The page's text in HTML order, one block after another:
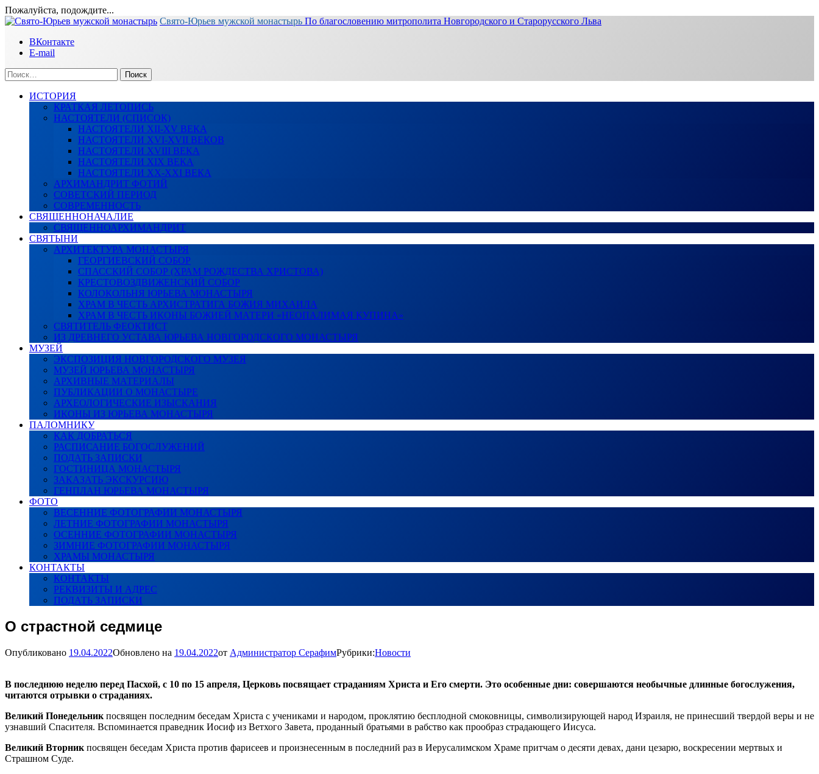
Пожалуйста, подождите...
Перейти
содержимому
Свято-Юрьев мужской монастырь По благословению митрополита Новгородского и Старорусского Льва
ВКонтакте
E-mail
Найти:
ИСТОРИЯ
КРАТКАЯ ЛЕТОПИСЬ
НАСТОЯТЕЛИ (СПИСОК)
НАСТОЯТЕЛИ XII-XV ВЕКА
НАСТОЯТЕЛИ XVI-XVII ВЕКОВ
НАСТОЯТЕЛИ XVIII ВЕКА
НАСТОЯТЕЛИ XIX ВЕКА
НАСТОЯТЕЛИ XX-XXI ВЕКА
АРХИМАНДРИТ ФОТИЙ
СОВЕТСКИЙ ПЕРИОД
СОВРЕМЕННОСТЬ
СВЯЩЕННОНАЧАЛИЕ
СВЯЩЕННОАРХИМАНДРИТ
СВЯТЫНИ
АРХИТЕКТУРА МОНАСТЫРЯ
ГЕОРГИЕВСКИЙ СОБОР
СПАССКИЙ СОБОР (ХРАМ РОЖДЕСТВА ХРИСТОВА)
КРЕСТОВОЗДВИЖЕНСКИЙ СОБОР
КОЛОКОЛЬНЯ ЮРЬЕВА МОНАСТЫРЯ
ХРАМ В ЧЕСТЬ АРХИСТРАТИГА БОЖИЯ МИХАИЛА
ХРАМ В ЧЕСТЬ ИКОНЫ БОЖИЕЙ МАТЕРИ «НЕОПАЛИМАЯ КУПИНА»
СВЯТИТЕЛЬ ФЕОКТИСТ
ИЗ ДРЕВНЕГО УСТАВА ЮРЬЕВА НОВГОРОДСКОГО МОНАСТЫРЯ
МУЗЕЙ
ЭКСПОЗИЦИЯ НОВГОРОДСКОГО МУЗЕЯ
МУЗЕЙ ЮРЬЕВА МОНАСТЫРЯ
АРХИВНЫЕ МАТЕРИАЛЫ
ПУБЛИКАЦИИ О МОНАСТЫРЕ
АРХЕОЛОГИЧЕСКИЕ ИЗЫСКАНИЯ
ИКОНЫ ИЗ ЮРЬЕВА МОНАСТЫРЯ
ПАЛОМНИКУ
КАК ДОБРАТЬСЯ
РАСПИСАНИЕ БОГОСЛУЖЕНИЙ
ПОДАТЬ ЗАПИСКИ
ГОСТИНИЦА МОНАСТЫРЯ
ЗАКАЗАТЬ ЭКСКУРСИЮ
ГЕНПЛАН ЮРЬЕВА МОНАСТЫРЯ
ФОТО
ВЕСЕННИЕ ФОТОГРАФИИ МОНАСТЫРЯ
ЛЕТНИЕ ФОТОГРАФИИ МОНАСТЫРЯ
ОСЕННИЕ ФОТОГРАФИИ МОНАСТЫРЯ
ЗИМНИЕ ФОТОГРАФИИ МОНАСТЫРЯ
ХРАМЫ МОНАСТЫРЯ
КОНТАКТЫ
КОНТАКТЫ
РЕКВИЗИТЫ И АДРЕС
ПОДАТЬ ЗАПИСКИ
О страстной седмице
Опубликовано 19.04.2022Обновлено на 19.04.2022от Администратор СерафимРубрики:Новости
В последнюю неделю перед Пасхой, с 10 по 15 апреля, Церковь посвящает страданиям Христа и Его смерти. Это особенные дни: совершаются необычные длинные богослужения,
читаются отрывки о страданиях.
Великий Понедельник посвящен последним беседам Христа с учениками и народом, проклятию бесплодной смоковницы, символизирующей народ Израиля, не принесший твердой веры и не
узнавший Спасителя. Вспоминается праведник Иосиф из Ветхого Завета, проданный братьями в рабство как прообраз страдающего Иисуса.
Великий Вторник посвящен беседам Христа против фарисеев и произнесенным в последний раз в Иерусалимском Храме притчам о десяти девах, дани цезарю, воскресении мертвых и
Страшном Суде.